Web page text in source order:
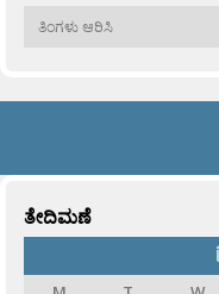
ಹಳೆಯವು
ತೇದಿಮಣೆ